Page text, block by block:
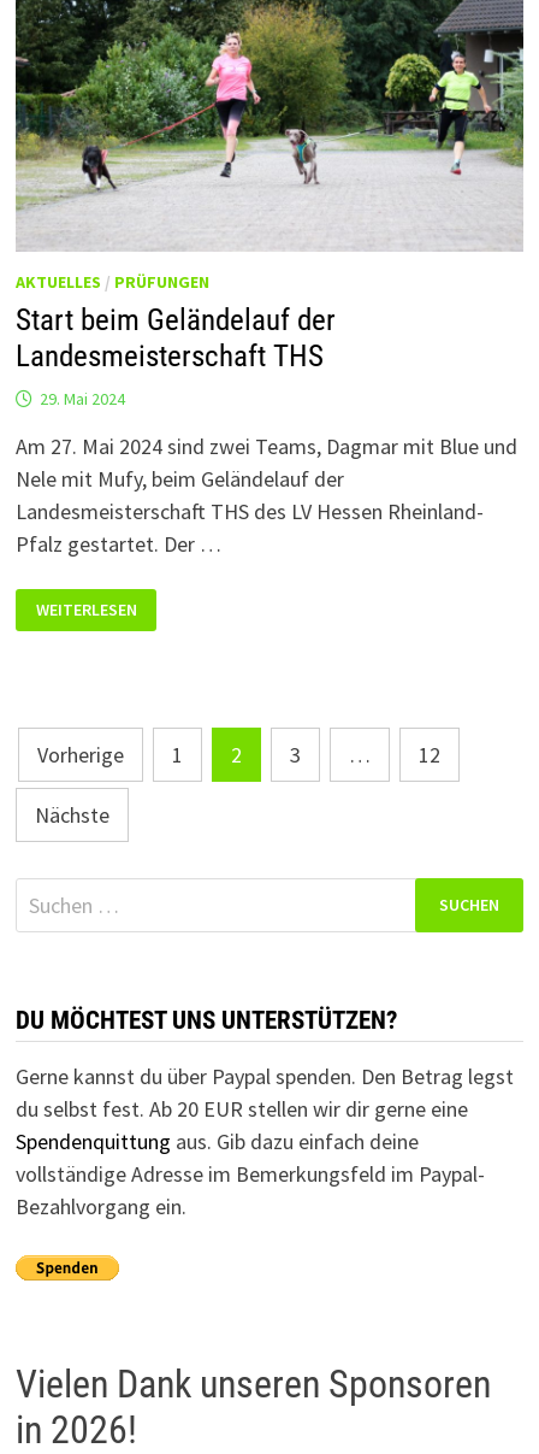
AKTUELLES / PRÜFUNGEN
Start beim Geländelauf der
Landesmeisterschaft THS
29. Mai 2024
Am 27. Mai 2024 sind zwei Teams, Dagmar mit Blue und
Nele mit Mufy, beim Geländelauf der
Landesmeisterschaft THS des LV Hessen Rheinland-
Pfalz gestartet. Der …
START
BEIM
GELÄNDELAUF
WEITERLESEN
Seitennummerierung
der
Beiträge
Vorherige 1 2 3 … 12
Nächste
Suchen
nach:
DU MÖCHTEST UNS UNTERSTÜTZEN?
Gerne kannst du über Paypal spenden. Den Betrag legst
du selbst fest. Ab 20 EUR stellen wir dir gerne eine
Spendenquittung aus. Gib dazu einfach deine
vollständige Adresse im Bemerkungsfeld im Paypal-
Bezahlvorgang ein.
Vielen Dank unseren Sponsoren
in 2026!